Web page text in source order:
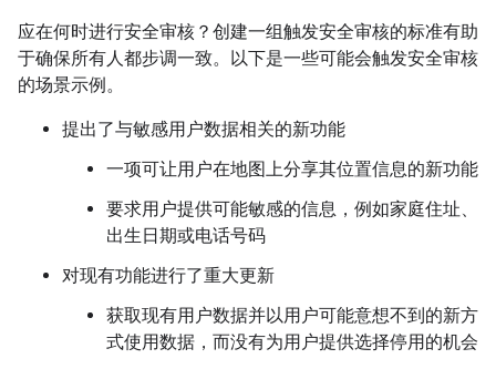
应在何时进行安全审核？创建一组触发安全审核的标准有助
于确保所有人都步调一致。以下是一些可能会触发安全审核
的场景示例。
提出了与敏感用户数据相关的新功能
一项可让用户在地图上分享其位置信息的新功能
要求用户提供可能敏感的信息，例如家庭住址、
出生日期或电话号码
对现有功能进行了重大更新
获取现有用户数据并以用户可能意想不到的新方
式使用数据，而没有为用户提供选择停用的机会